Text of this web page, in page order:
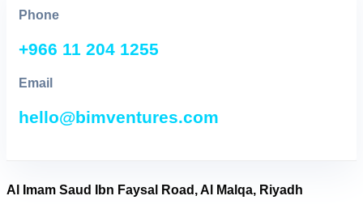
Phone
+966 11 204 1255
Email
hello@bimventures.com
Al Imam Saud Ibn Faysal Road, Al Malqa, Riyadh